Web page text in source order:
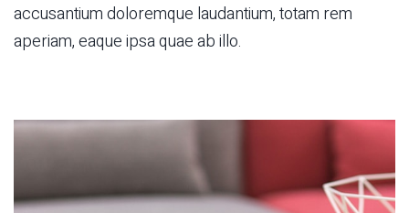
accusantium doloremque laudantium, totam rem
aperiam, eaque ipsa quae ab illo.